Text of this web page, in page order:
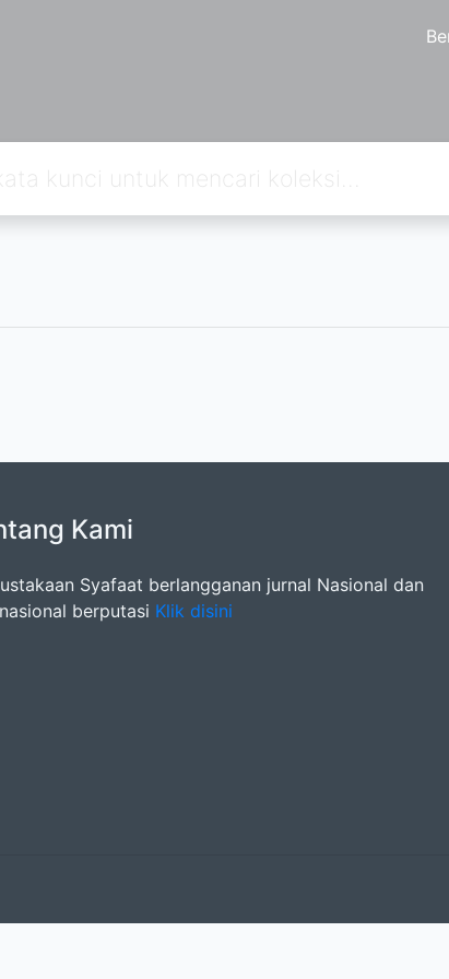
Kami
Syafaat berlangganan jurnal Nasional dan
berputasi Klik disini